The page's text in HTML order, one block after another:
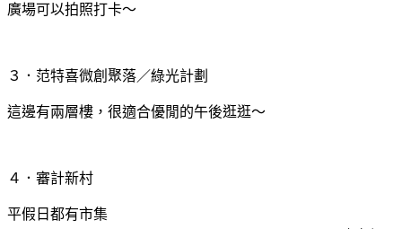
廣場可以拍照打卡～
３．范特喜微創聚落／綠光計劃
這邊有兩層樓，很適合優閒的午後逛逛～
４．審計新村
平假日都有市集